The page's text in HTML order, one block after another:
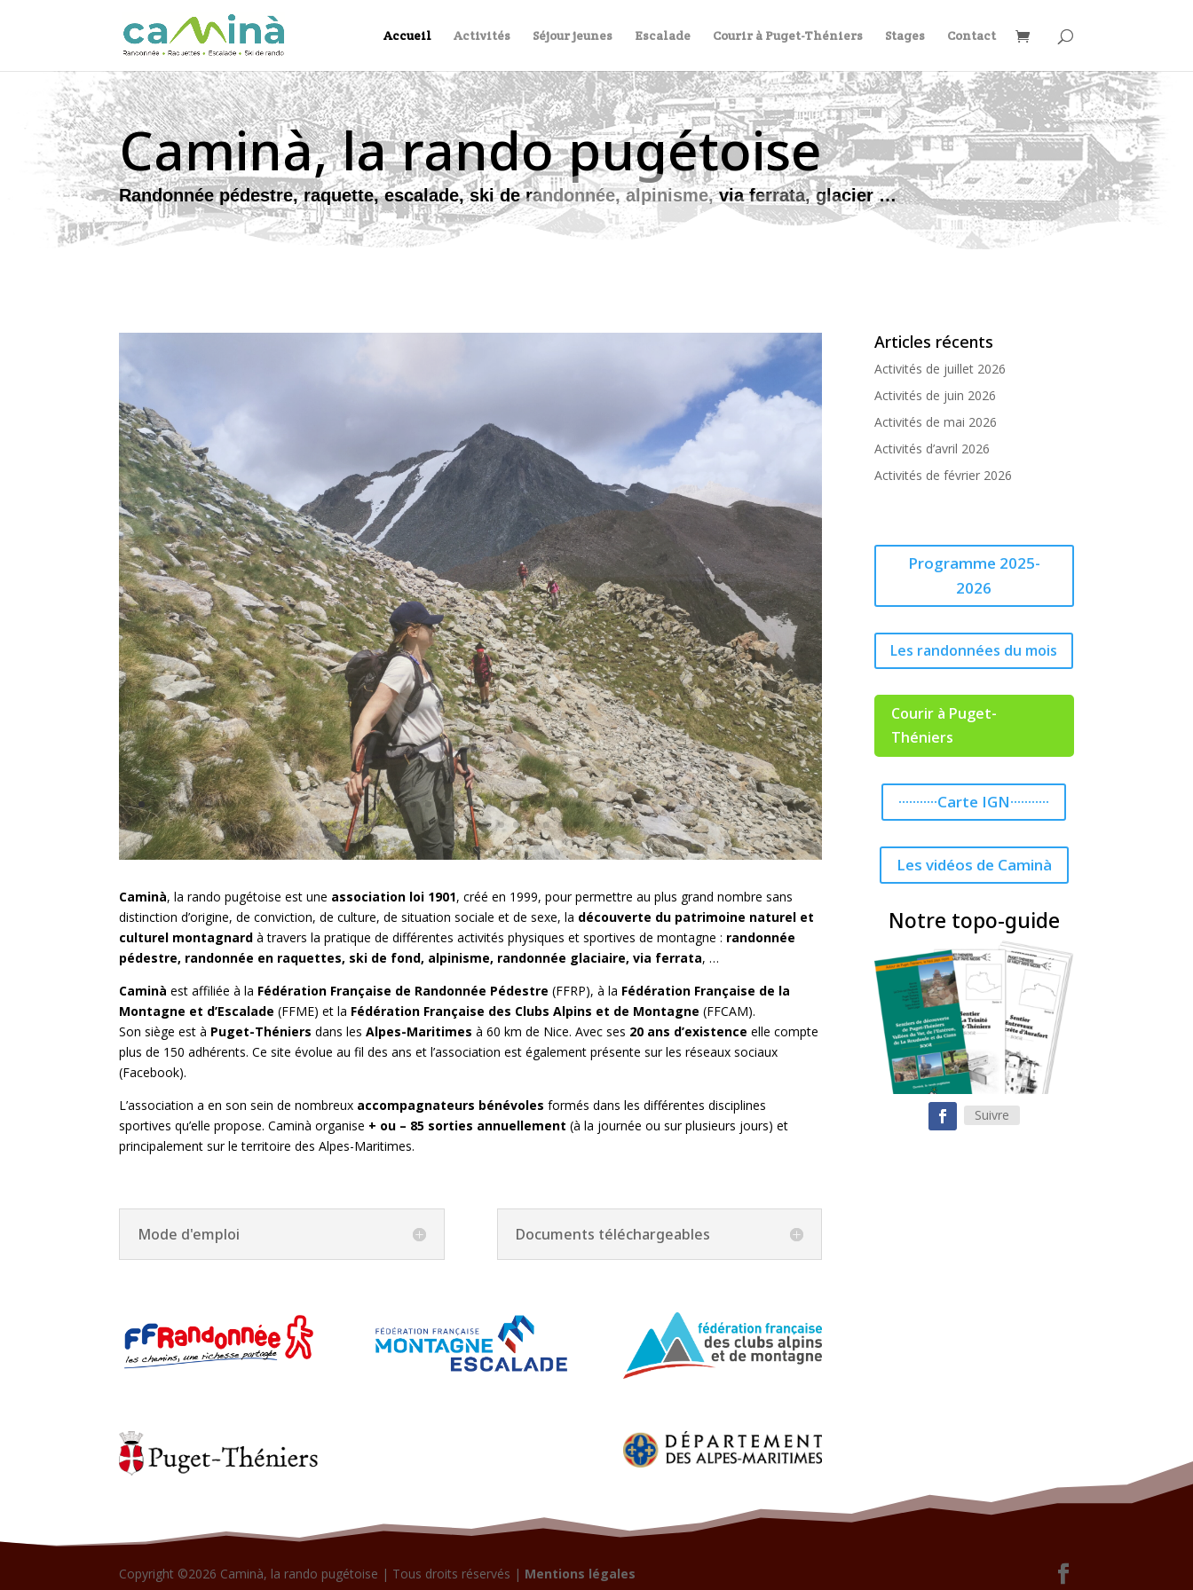
Accueil Activités Séjour jeunes Escalade Courir à Puget-Théniers Stages Contact
Caminà, la rando pugétoise
Randonnée pédestre, raquette, escalade, ski de randonnée, alpinisme, via ferrata, glacier …
Caminà, la rando pugétoise est une association loi 1901, créé en 1999, pour permettre au plus grand nombre sans
distinction d’origine, de conviction, de culture, de situation sociale et de sexe, la découverte du patrimoine naturel et
culturel montagnardà travers la pratique de différentes activités physiques et sportives de montagne : randonnée
pédestre, randonnée en raquettes, ski de fond, alpinisme, randonnée glaciaire, via ferrata, …
Caminà est affiliée à la Fédération Française de Randonnée Pédestre (FFRP), à la Fédération Française de la
Montagne et d’Escalade (FFME) et la Fédération Française des Clubs Alpins et de Montagne (FFCAM).
Son siège est à Puget-Théniers dans lesAlpes-Maritimes à 60 km de Nice. Avec ses 20 ans d’existence elle compte
plus de 150 adhérents. Ce site évolue au fil des ans et l’association est également présente sur les réseaux sociaux
(Facebook).
L’association a en son sein de nombreux accompagnateurs bénévoles formés dans les différentes disciplines
sportives qu’elle propose. Caminà organise + ou – 85 sorties annuellement (à la journée ou sur plusieurs jours) et
principalement sur le territoire des Alpes-Maritimes.
Mode d'emploi Documents téléchargeables
Articles récents
Activités de juillet 2026
Activités de juin 2026
Activités de mai 2026
Activités d’avril 2026
Activités de février 2026
Programme 2025-
2026
Les randonnées du mois
Courir à Puget-
Théniers
···········Carte IGN···········
Les vidéos de Caminà
Notre topo-guide
Suivre
Copyright ©2026 Caminà, la rando pugétoise | Tous droits réservés | Mentions légales